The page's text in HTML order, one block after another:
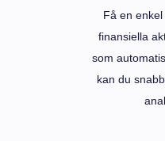
Få en
finansiella
som
kan du